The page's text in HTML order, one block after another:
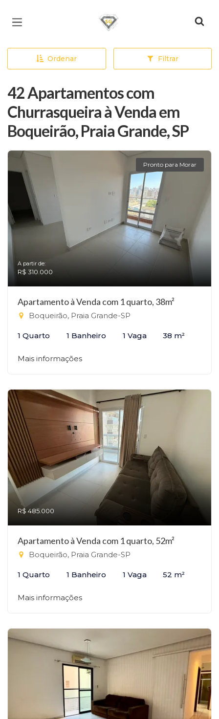
Página inicial
Ordenar Filtrar
42 Apartamentos com
Churrasqueira à Venda em
Boqueirão, Praia Grande, SP
Pronto para Morar
A partir de:
R$ 310.000
Apartamento à Venda com 1 quarto, 38m²
Boqueirão, Praia Grande-SP
1 Quarto 1 Banheiro 1 Vaga 38 m²
Mais informações
R$ 485.000
Apartamento à Venda com 1 quarto, 52m²
Boqueirão, Praia Grande-SP
1 Quarto 1 Banheiro 1 Vaga 52 m²
Mais informações